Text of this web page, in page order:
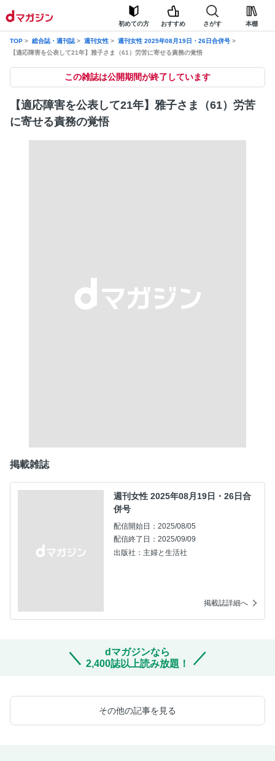
初めての方 おすすめ さがす 本棚
TOP 総合誌・週刊誌 週刊女性
週刊女性 2025年08月19日・26日合併号
【適応障害を公表して21年】雅子さま（61）労苦に寄せる責務の覚悟
この雑誌は公開期間が終了しています
【適応障害を公表して21年】雅子さま（61）労苦
に寄せる責務の覚悟
掲載雑誌
週刊女性 2025年08月19日・26日合
併号
配信開始日：2025/08/05
配信終了日：2025/09/09
出版社：主婦と生活社
掲載誌詳細へ
dマガジンなら
2,400誌以上読み放題！
その他の記事を見る